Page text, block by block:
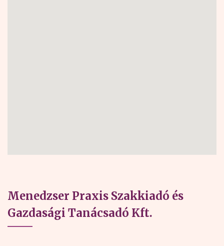
Menedzser Praxis Szakkiadó és
Gazdasági Tanácsadó Kft.